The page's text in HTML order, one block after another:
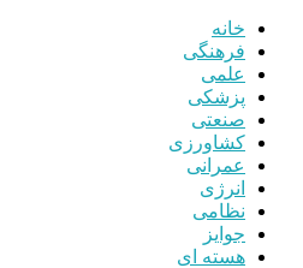
خانه
فرهنگی
علمی
پزشکی
صنعتی
کشاورزی
عمرانی
انرژی
نظامی
جوایز
هسته ای